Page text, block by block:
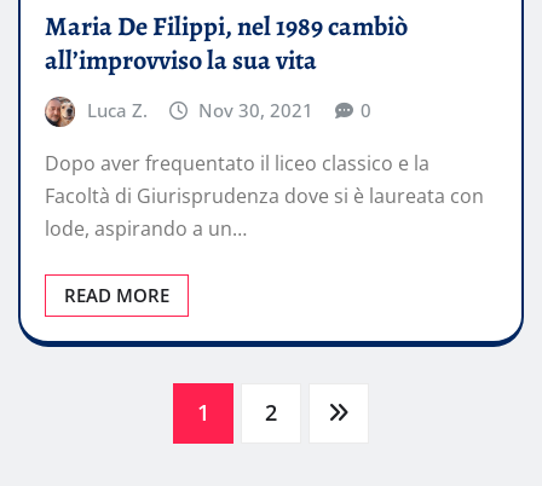
Maria De Filippi, nel 1989 cambiò
all’improvviso la sua vita
Luca Z. Nov 30, 2021 0
Dopo aver frequentato il liceo classico e la
Facoltà di Giurisprudenza dove si è laureata con
lode, aspirando a un…
READ MORE
Paginazione
1 2